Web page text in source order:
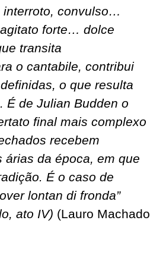
interroto, convulso…
forte… dolce
transita
o cantabile, contribui
o que resulta
É de Julian Budden o
final mais complexo
recebem
árias da época, em que
É o caso de
lontan di fronda”
ato IV) (Lauro Machado